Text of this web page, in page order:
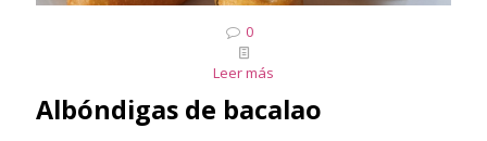
0
Leer más
Albóndigas de bacalao